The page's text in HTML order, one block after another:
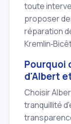
toute
proposer
réparation
Pourquoi
d'Albert
Choisir
tranquillité